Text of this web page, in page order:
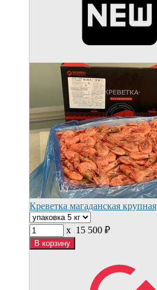
Креветка магаданская крупная
x 15 500 ₽